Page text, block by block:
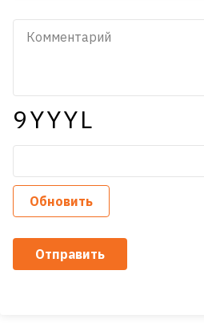
9YYYL
Обновить
Отправить